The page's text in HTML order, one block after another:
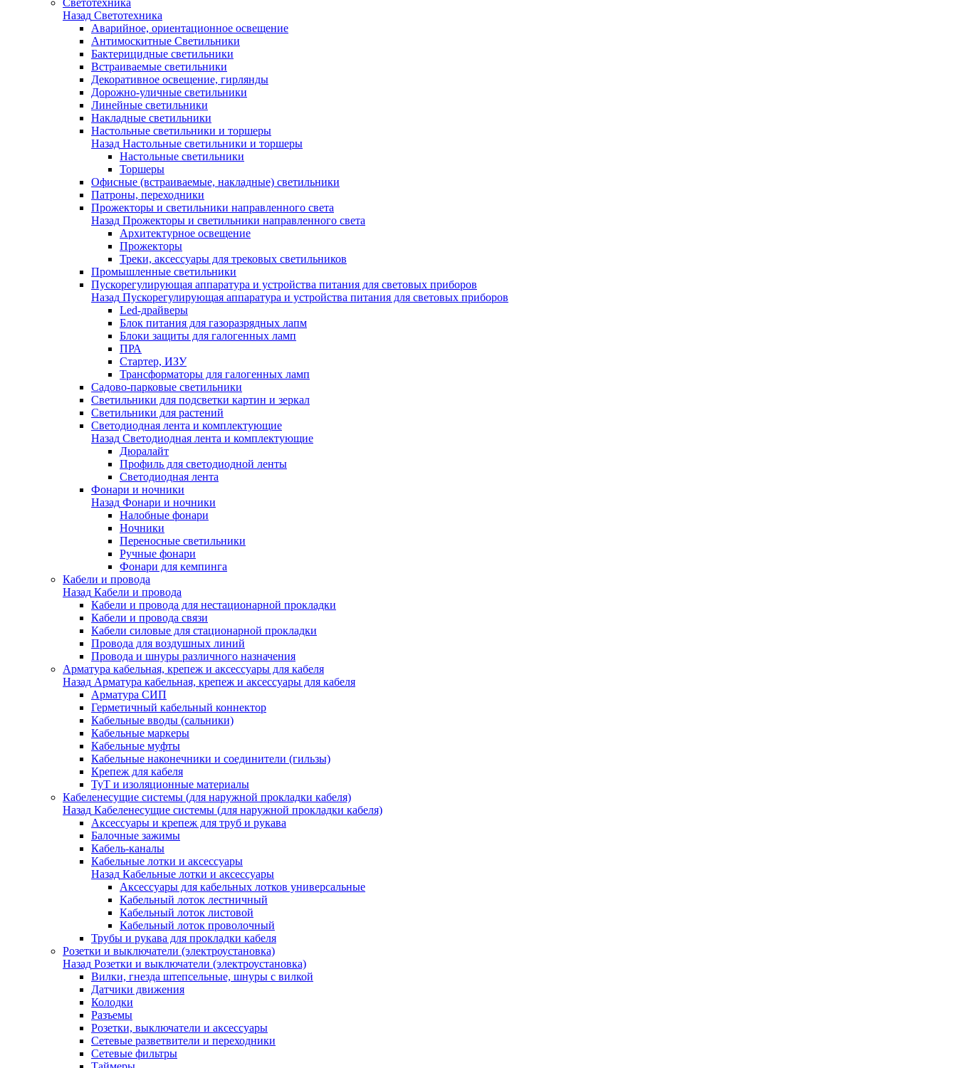
Светотехника
Назад Светотехника
Аварийное, ориентационное освещение
Антимоскитные Светильники
Бактерицидные светильники
Встраиваемые светильники
Декоративное освещение, гирлянды
Дорожно-уличные светильники
Линейные светильники
Накладные светильники
Настольные светильники и торшеры
Назад Настольные светильники и торшеры
Настольные светильники
Торшеры
Офисные (встраиваемые, накладные) светильники
Патроны, переходники
Прожекторы и светильники направленного света
Назад Прожекторы и светильники направленного света
Архитектурное освещение
Прожекторы
Треки, аксессуары для трековых светильников
Промышленные светильники
Пускорегулирующая аппаратура и устройства питания для световых приборов
Назад Пускорегулирующая аппаратура и устройства питания для световых приборов
Led-драйверы
Блок питания для газоразрядных лапм
Блоки защиты для галогенных ламп
ПРА
Стартер, ИЗУ
Трансформаторы для галогенных ламп
Садово-парковые светильники
Светильники для подсветки картин и зеркал
Светильники для растений
Светодиодная лента и комплектующие
Назад Светодиодная лента и комплектующие
Дюралайт
Профиль для светодиодной ленты
Светодиодная лента
Фонари и ночники
Назад Фонари и ночники
Налобные фонари
Ночники
Переносные светильники
Ручные фонари
Фонари для кемпинга
Кабели и провода
Назад Кабели и провода
Кабели и провода для нестационарной прокладки
Кабели и провода связи
Кабели силовые для стационарной прокладки
Провода для воздушных линий
Провода и шнуры различного назначения
Арматура кабельная, крепеж и аксессуары для кабеля
Назад Арматура кабельная, крепеж и аксессуары для кабеля
Арматура СИП
Герметичный кабельный коннектор
Кабельные вводы (сальники)
Кабельные маркеры
Кабельные муфты
Кабельные наконечники и соединители (гильзы)
Крепеж для кабеля
ТуТ и изоляционные материалы
Кабеленесущие системы (для наружной прокладки кабеля)
Назад Кабеленесущие системы (для наружной прокладки кабеля)
Аксессуары и крепеж для труб и рукава
Балочные зажимы
Кабель-каналы
Кабельные лотки и аксессуары
Назад Кабельные лотки и аксессуары
Аксессуары для кабельных лотков универсальные
Кабельный лоток лестничный
Кабельный лоток листовой
Кабельный лоток проволочный
Трубы и рукава для прокладки кабеля
Розетки и выключатели (электроустановка)
Назад Розетки и выключатели (электроустановка)
Вилки, гнезда штепсельные, шнуры с вилкой
Датчики движения
Колодки
Разъемы
Розетки, выключатели и аксессуары
Сетевые разветвители и переходники
Сетевые фильтры